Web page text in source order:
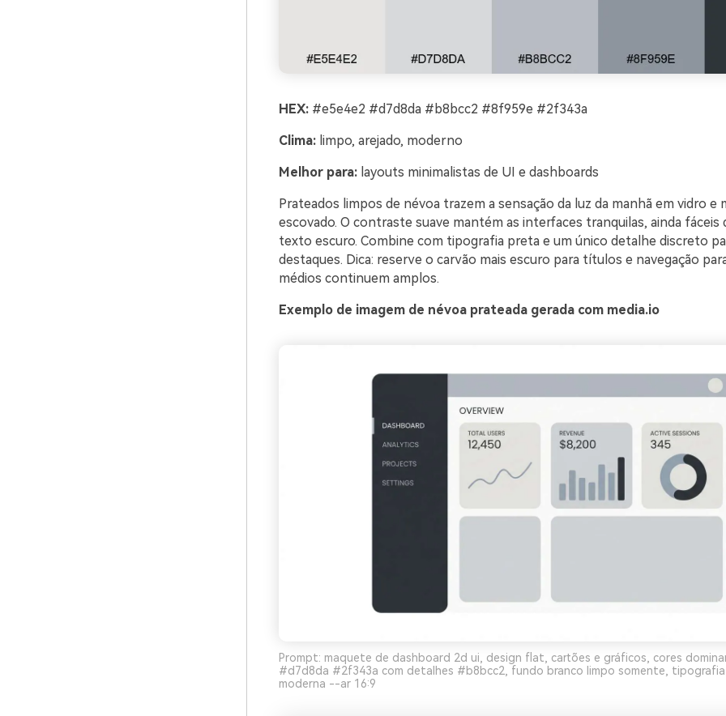
HEX:#e5e4e2 #d7d8da #b8bcc2 #8f959e #2f343a
Clima:limpo, arejado, moderno
Melhor para:layouts minimalistas de UI e dashboards
Prateados limpos de névoa trazem a sensação da luz da manhã em vidro e
escovado. O contraste suave mantém as interfaces tranquilas, ainda fáceis
texto escuro. Combine com tipografia preta e um único detalhe discreto
destaques. Dica: reserve o carvão mais escuro para títulos e navegação
médios continuem amplos.
Exemplo de imagem de névoa prateada gerada com media.io
Prompt: maquete de dashboard 2d ui, design flat, cartões e gráficos, cores
#d7d8da #2f343a com detalhes #b8bcc2, fundo branco limpo somente, tipografia
moderna --ar 16:9